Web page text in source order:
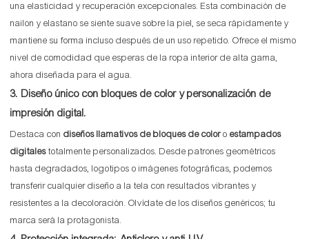
una elasticidad y recuperación excepcionales. Esta combinación de
nailon y elastano se siente suave sobre la piel, se seca rápidamente y
mantiene su forma incluso después de un uso repetido. Ofrece el mismo
nivel de comodidad que esperas de la ropa interior de alta gama,
ahora diseñada para el agua.
3. Diseño único con bloques de color y personalización de
impresión digital.
Destaca con diseños llamativos de bloques de coloro estampados
digitalestotalmente personalizados. Desde patrones geométricos
hasta degradados, logotipos o imágenes fotográficas, podemos
transferir cualquier diseño a la tela con resultados vibrantes y
resistentes a la decoloración. Olvídate de los diseños genéricos; tu
marca será la protagonista.